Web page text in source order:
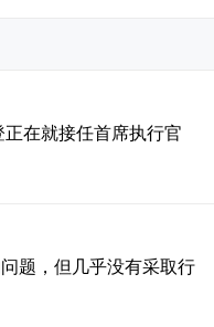
在就接任首席执行官
题，但几乎没有采取行